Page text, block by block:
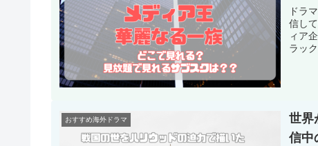
ドラ
信し
ィア
ラッ
おすすめ海外ドラマ
世界
信中